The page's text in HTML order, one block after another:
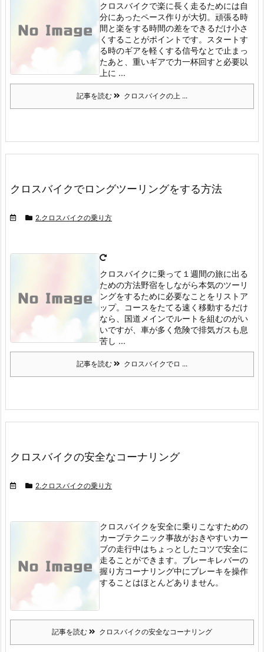
クロスバイクで楽に長く走るためには自
分にあったペース作りが大切。 頑張る時
間と楽をする時間の差をできるだけ小さ
くすることがポイントです。
スタートす
る時のギアを軽くする信号なとで止まっ
たあと、重いギアで力一杯回すと必要以
上に ...
記事を読む クロスバイクの上 ...
クロスバイクでロングツーリングをする方法
2.クロスバイクの乗り方
クロスバイクに乗って１週間の旅に出る
ための方法野宿をしながら本気のツーリ
ングをするために必要なことをリストア
ップ。
コースをたてる速く移動するだけ
なら、国道メインでルートを組むのがい
いですが、車が多く危険で排気ガスも息
苦し ...
記事を読む クロスバイクでロ ...
クロスバイクの安全なコーナリング
2.クロスバイクの乗り方
クロスバイクを安全に乗りこなすための
カーブテクニック事故がおきやすいカー
ブの走行中はちょっとしたコツで安全に
走ることができます。 ブレーキレバーの
握り方コーナリング中にブレーキを操作
することはほとんどありません。
記事を読む クロスバイクの安全なコーナリング